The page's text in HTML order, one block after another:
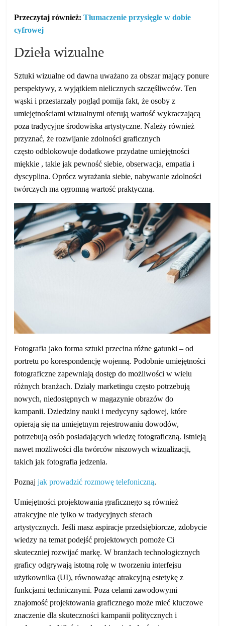
Przeczytaj również:Tłumaczenie przysięgłe w dobie
cyfrowej
Dzieła wizualne
Sztuki wizualne od dawna uważano za obszar mający ponure
perspektywy, z wyjątkiem nielicznych szczęśliwców. Ten
wąski i przestarzały pogląd pomija fakt, że osoby z
umiejętnościami wizualnymi oferują wartość wykraczającą
poza tradycyjne środowiska artystyczne. Należy również
przyznać, że rozwijanie zdolności graficznych
często odblokowuje dodatkowe przydatne umiejętności
miękkie , takie jak pewność siebie, obserwacja, empatia i
dyscyplina. Oprócz wyrażania siebie, nabywanie zdolności
twórczych ma ogromną wartość praktyczną.
Fotografia jako forma sztuki przecina różne gatunki – od
portretu po korespondencję wojenną. Podobnie umiejętności
fotograficzne zapewniają dostęp do możliwości w wielu
różnych branżach. Działy marketingu często potrzebują
nowych, niedostępnych w magazynie obrazów do
kampanii. Dziedziny nauki i medycyny sądowej, które
opierają się na umiejętnym rejestrowaniu dowodów,
potrzebują osób posiadających wiedzę fotograficzną. Istnieją
nawet możliwości dla twórców niszowych wizualizacji,
takich jak fotografia jedzenia.
Poznajjak prowadzić rozmowę telefoniczną.
Umiejętności projektowania graficznego są również
atrakcyjne nie tylko w tradycyjnych sferach
artystycznych. Jeśli masz aspiracje przedsiębiorcze, zdobycie
wiedzy na temat podejść projektowych pomoże Ci
skuteczniej rozwijać markę. W branżach technologicznych
graficy odgrywają istotną rolę w tworzeniu interfejsu
użytkownika (UI), równoważąc atrakcyjną estetykę z
funkcjami technicznymi. Poza celami zawodowymi
znajomość projektowania graficznego może mieć kluczowe
znaczenie dla skuteczności kampanii politycznych i